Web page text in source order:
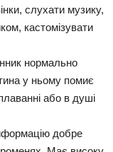
слухати музику,
кастомізувати
нормально
у ньому помиє
або в душі
добре